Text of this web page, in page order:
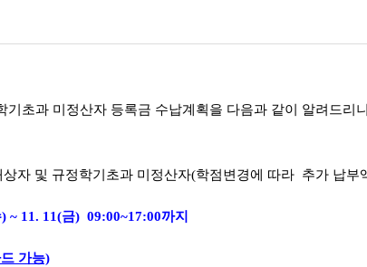
기초과 미정산자 등록금 수납계획을 다음과 같이 알려드
및 규정학기초과 미정산자(학점변경에 따라 추가 납부
~ 11. 11(금) 09:00~17:00까지
가능)